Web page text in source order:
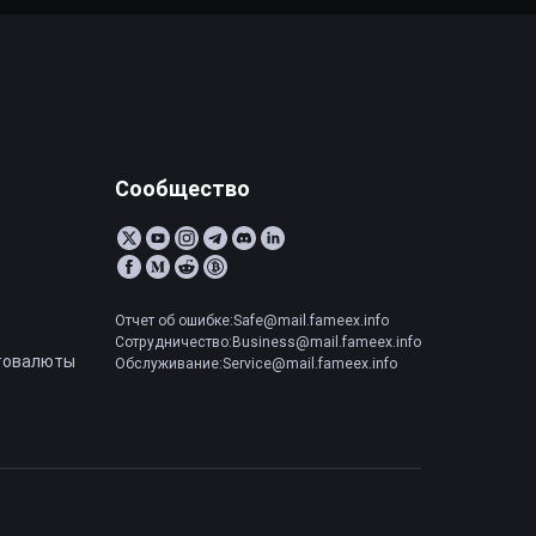
Сообщество
Отчет об ошибке:Safe@mail.fameex.info
Сотрудничество:Business@mail.fameex.info
Обслуживание:Service@mail.fameex.info